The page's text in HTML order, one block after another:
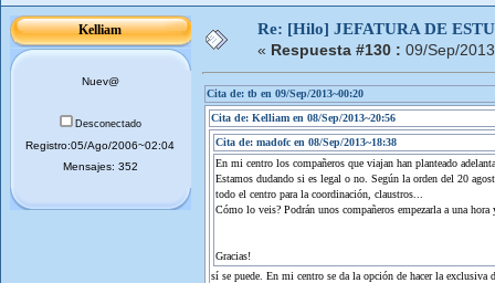
Kelliam
Nuev@
Desconectado
Registro:05/Ago/2006~02:04
Mensajes: 352
Re: [Hilo] JEFATURA DE
« Respuesta #130 : 09/Sep/
Cita de: tb en 09/Sep/2013~00:20
Cita de: Kelliam en 08/Sep/2013~20:56
Cita de: madofc en 08/Sep/2013~18:38
En mi centro los compañeros que viajan han planteado
Estamos dudando si es legal o no. Según la orden del 20
todo el centro para la coordinación, claustros...
Cómo lo veis? Podrán unos compañeros empezarla a una
Gracias!
sí se puede. En mi centro se da la opción de hacer la